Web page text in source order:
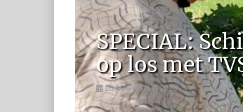
SPECIAL:
op los met
05 AUGUSTUS 2026